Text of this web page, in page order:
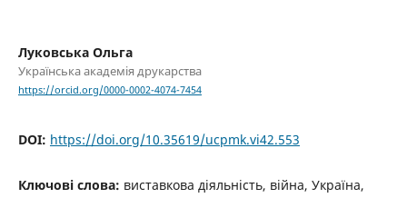
Луковська Ольга
Українська академія друкарства
https://orcid.org/0000-0002-4074-7454
DOI: https://doi.org/10.35619/ucpmk.vi42.553
Ключові слова: виставкова діяльність, війна, Україна,